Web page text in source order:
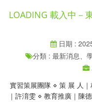
LOADING 載入中－
日期 :
分類 : 最新消息、
實習策展團隊 ⋄ 策 展 人
｜許淯雯 ⋄ 教育推廣｜陳